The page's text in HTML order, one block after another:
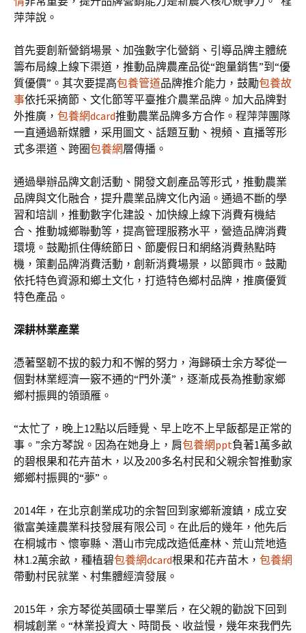
萍萍說。
首先要創新營銷場景、加強數字化營銷、引導品牌主體統
籌布局線上線下渠道，推動品牌農產品從“跑量銷售”到“優
質優價”。其次要提高包養管道品牌推介能力，鼓勵包養故
事依托采摘節、文化節等平臺推介農業品牌。加大品牌對
外推廣， 包養網dcard推動農業品牌多方合作。程萍萍團隊
一直通過新媒體，采用圖文、話題互動、視頻、直播等形
式多渠道、跨圈包養網層傳播。
通過舉辦品牌文創活動、開發文創產品等形式，推動農業
品牌與文化融合，提升農業品牌文化內涵。通過不斷的學
習和培訓，推動數字化建設、加快線上線下消費有機結
合、推動城鄉聯動等，提高管理服務水平，營造品牌消費
環境。鼓勵抓住傳統節日、節慶假日和網絡消費熱點時
機，策劃品牌消費活動，創新消費場景，以節興市。鼓勵
依托特色資源和鄉土文化，打造特色鄉村品牌，推廣優質
特色產品。
深耕林業產業
憑著堅韌不拔的毅力和不懈的努力，海歸碩士余方琴從一
個對林業經濟一竅不通的“門外漢”，逐漸成長為推動家鄉
鄉村振興的領頭雁。
“太忙了，晚上12點以后睡覺、早上吃不上早飯都是正常的
事。”余方琴說。因為在她身上，肩包養網ppt負著1萬多畝
的碧根果和花卉苗木，以及200多名村民和父親余智推動家
鄉鄉村振興的“夢”。
2014年，在北京創業成功的余智回到家鄉新渡鎮，成立安
徽富美達農業科技發展有限公司。在此后的幾年，他先后
在桐城市、懷寧縣、潛山市完成改造低產林、荒山荒地造
林1.2萬余畝，種植碧包養網dcard根果和花卉苗木， 包養網
帶動村民就業、村集體經濟發展。
2015年，余方琴從英國碩士畢業后，在父親的勸說下回到
桐城創業。“林業投資大、時間長、收益慢，幾年來我們先